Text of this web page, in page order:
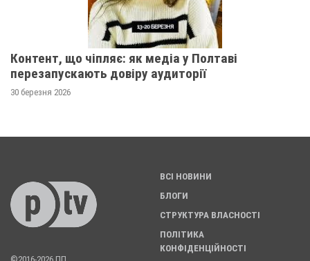
Контент, що чіпляє: як медіа у Полтаві
перезапускають довіру аудиторії
30 березня 2026
ВСІ НОВИНИ
БЛОГИ
СТРУКТУРА ВЛАСНОСТІ
ПОЛІТИКА
КОНФІДЕНЦІЙНОСТІ